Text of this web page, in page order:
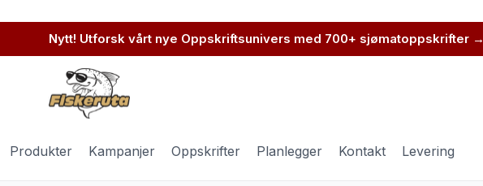
Nytt! Utforsk vårt nye Oppskriftsunivers med 700+ sjømatoppskrifter →
Produkter Kampanjer Oppskrifter Planlegger Kontakt Levering